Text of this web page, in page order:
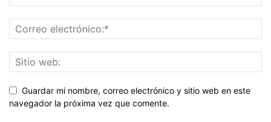
Guardar mi nombre, correo electrónico y sitio web en este
navegador la próxima vez que comente.